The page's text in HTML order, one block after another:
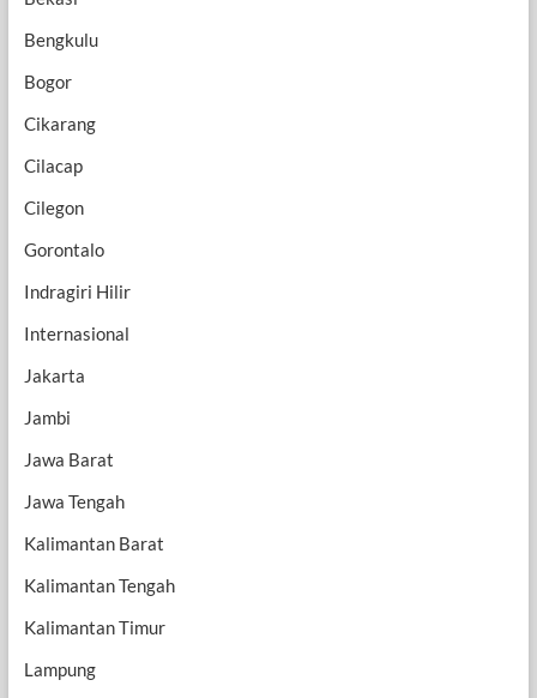
Bengkulu
Bogor
Cikarang
Cilacap
Cilegon
Gorontalo
Indragiri Hilir
Internasional
Jakarta
Jambi
Jawa Barat
Jawa Tengah
Kalimantan Barat
Kalimantan Tengah
Kalimantan Timur
Lampung